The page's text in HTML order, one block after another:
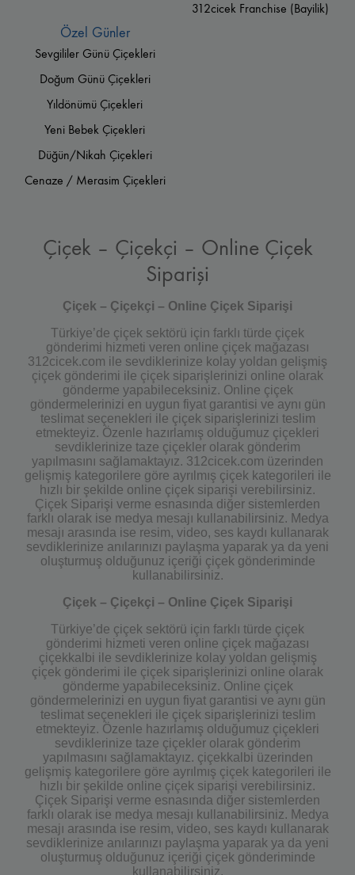
312cicek Franchise (Bayilik)
Özel Günler
Sevgililer Günü Çiçekleri
Doğum Günü Çiçekleri
Yıldönümü Çiçekleri
Yeni Bebek Çiçekleri
Düğün/Nikah Çiçekleri
Cenaze / Merasim Çiçekleri
Çiçek – Çiçekçi – Online Çiçek
Siparişi
Çiçek – Çiçekçi – Online Çiçek Siparişi
Türkiye’de çiçek sektörü için farklı türde çiçek
gönderimi hizmeti veren online çiçek mağazası
312cicek.com ile sevdiklerinize kolay yoldan gelişmiş
çiçek gönderimi ile çiçek siparişlerinizi online olarak
gönderme yapabileceksiniz. Online çiçek
göndermelerinizi en uygun fiyat garantisi ve aynı gün
teslimat seçenekleri ile çiçek siparişlerinizi teslim
etmekteyiz. Özenle hazırlamış olduğumuz çiçekleri
sevdiklerinize taze çiçekler olarak gönderim
yapılmasını sağlamaktayız. 312cicek.com üzerinden
gelişmiş kategorilere göre ayrılmış çiçek kategorileri ile
hızlı bir şekilde online çiçek siparişi verebilirsiniz.
Çiçek Siparişi verme esnasında diğer sistemlerden
farklı olarak ise medya mesajı kullanabilirsiniz. Medya
mesajı arasında ise resim, video, ses kaydı kullanarak
sevdiklerinize anılarınızı paylaşma yaparak ya da yeni
oluşturmuş olduğunuz içeriği çiçek gönderiminde
kullanabilirsiniz.
Çiçek – Çiçekçi – Online Çiçek Siparişi
Türkiye’de çiçek sektörü için farklı türde çiçek
gönderimi hizmeti veren online çiçek mağazası
çiçekkalbi ile sevdiklerinize kolay yoldan gelişmiş
çiçek gönderimi ile çiçek siparişlerinizi online olarak
gönderme yapabileceksiniz. Online çiçek
göndermelerinizi en uygun fiyat garantisi ve aynı gün
teslimat seçenekleri ile çiçek siparişlerinizi teslim
etmekteyiz. Özenle hazırlamış olduğumuz çiçekleri
sevdiklerinize taze çiçekler olarak gönderim
yapılmasını sağlamaktayız. çiçekkalbi üzerinden
gelişmiş kategorilere göre ayrılmış çiçek kategorileri ile
hızlı bir şekilde online çiçek siparişi verebilirsiniz.
Çiçek Siparişi verme esnasında diğer sistemlerden
farklı olarak ise medya mesajı kullanabilirsiniz. Medya
mesajı arasında ise resim, video, ses kaydı kullanarak
sevdiklerinize anılarınızı paylaşma yaparak ya da yeni
oluşturmuş olduğunuz içeriği çiçek gönderiminde
kullanabilirsiniz.